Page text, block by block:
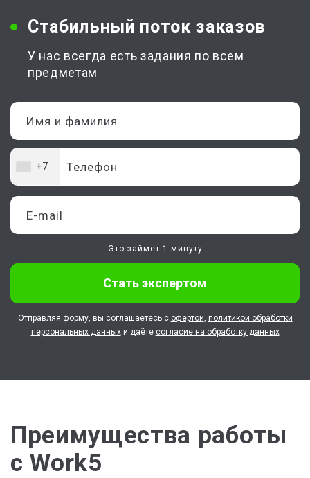
Стабильный поток заказов
У нас всегда есть задания по всем
предметам
+7
Это займет 1 минуту
Стать экспертом
Отправляя форму, вы соглашаетесь с офертой, политикой обработки
персональных данныхи даёте согласие на обработку данных
Преимущества работы
с Work5